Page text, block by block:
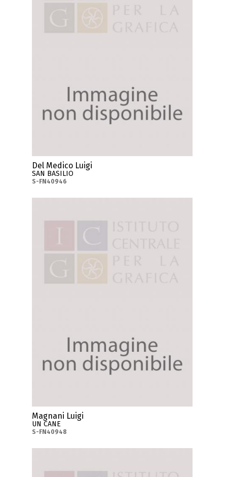
Del Medico Luigi
SAN BASILIO
S-FN40946
Magnani Luigi
UN CANE
S-FN40948